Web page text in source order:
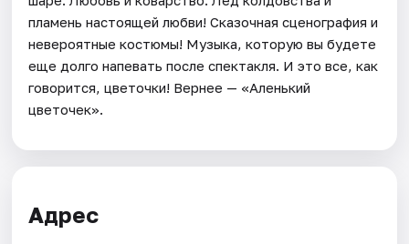
пламень настоящей любви! Сказочная сценография и
невероятные костюмы! Музыка, которую вы будете
еще долго напевать поcле спектакля. И это все, как
говорится, цветочки! Вернее — «Аленький
цветочек».
Адрес